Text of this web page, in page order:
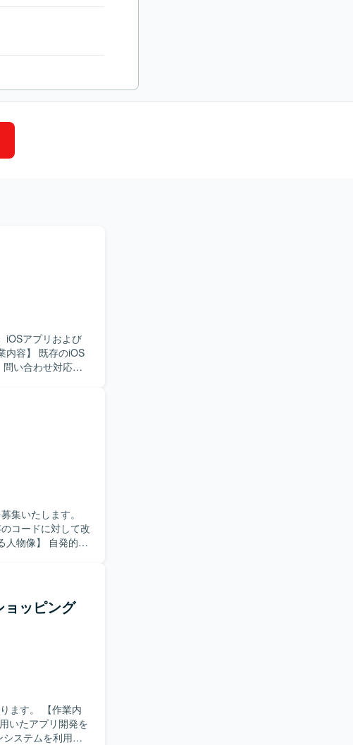
iOSアプリおよび
い合わせ対応や
する作業をお願
用保守に主体的
プリ領域におけ
ベンダーコント
ツールやGitHub、
集いたします。
コードに対して改
改善サイクルを継
向上に深く関わ
ッピング
作業内
いたアプリ開発を
ステムを利用し